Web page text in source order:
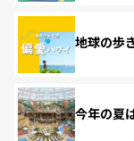
地球の歩
今年の夏